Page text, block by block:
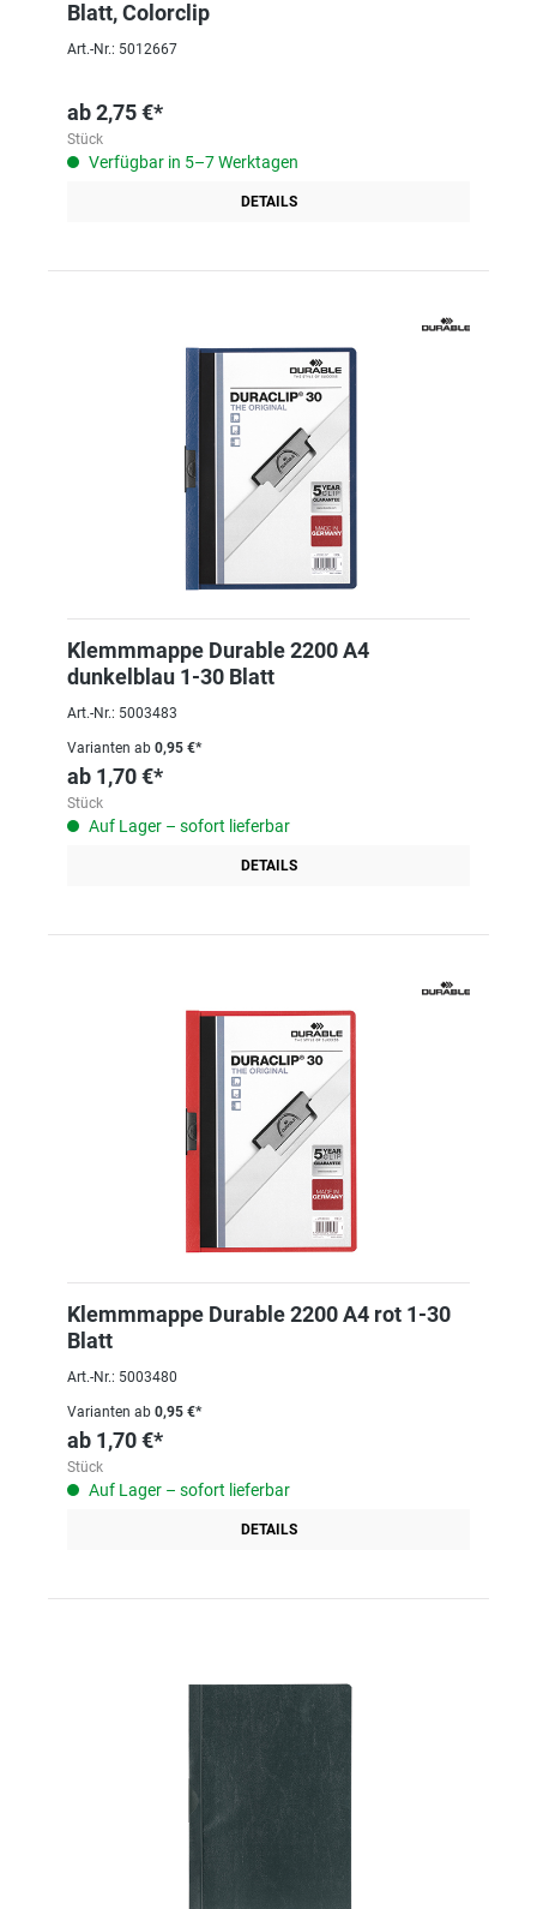
Blatt, Colorclip
Art.-Nr.: 5012667
ab2,75 €*
Stück
Verfügbar in 5–7 Werktagen
DETAILS
Klemmmappe Durable 2200 A4
dunkelblau 1-30 Blatt
Art.-Nr.: 5003483
Varianten ab 0,95 €*
ab 1,70 €*
Stück
Auf Lager – sofort lieferbar
DETAILS
Klemmmappe Durable 2200 A4 rot 1-30
Blatt
Art.-Nr.: 5003480
Varianten ab 0,95 €*
ab 1,70 €*
Stück
Auf Lager – sofort lieferbar
DETAILS